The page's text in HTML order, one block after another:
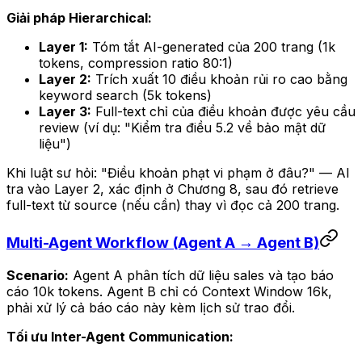
Giải pháp Hierarchical:
Layer 1: Tóm tắt AI-generated của 200 trang (1k
tokens, compression ratio 80:1)
Layer 2: Trích xuất 10 điều khoản rủi ro cao bằng
keyword search (5k tokens)
Layer 3: Full-text chỉ của điều khoản được yêu cầu
review (ví dụ: "Kiểm tra điều 5.2 về bảo mật dữ
liệu")
Khi luật sư hỏi: "Điều khoản phạt vi phạm ở đâu?" — AI
tra vào Layer 2, xác định ở Chương 8, sau đó retrieve
full-text từ source (nếu cần) thay vì đọc cả 200 trang.
Multi-Agent Workflow (Agent A → Agent B)
Scenario: Agent A phân tích dữ liệu sales và tạo báo
cáo 10k tokens. Agent B chỉ có Context Window 16k,
phải xử lý cả báo cáo này kèm lịch sử trao đổi.
Tối ưu Inter-Agent Communication: